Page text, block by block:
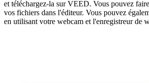
et téléchargez-la sur VEED. Vous pouvez
vos fichiers dans l'éditeur. Vous pouvez
en utilisant votre webcam et l'enregistreur de